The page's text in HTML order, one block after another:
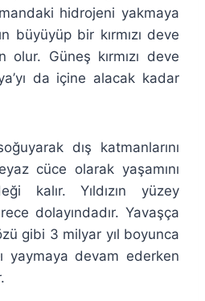
hidrojeni yakmaya
büyüyüp bir kırmızı deve
olur. Güneş kırmızı deve
da içine alacak kadar
dış katmanlarını
cüce olarak yaşamını
kalır. Yıldızın yüzey
dolayındadır. Yavaşça
gibi 3 milyar yıl boyunca
yaymaya devam ederken